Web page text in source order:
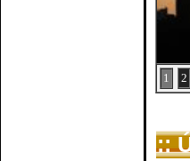
1 2
::